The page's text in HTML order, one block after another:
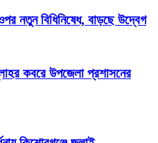
নতুন বিধিনিষেধ, বাড়ছে উদ্বেগ
কবরে উপজেলা প্রশাসনের